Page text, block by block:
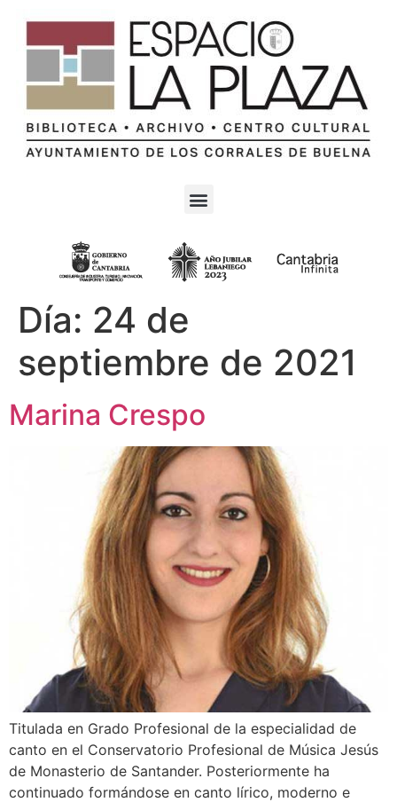
Día: 24 de
septiembre de 2021
Marina Crespo
Titulada en Grado Profesional de la especialidad de
canto en el Conservatorio Profesional de Música Jesús
de Monasterio de Santander. Posteriormente ha
continuado formándose en canto lírico, moderno e